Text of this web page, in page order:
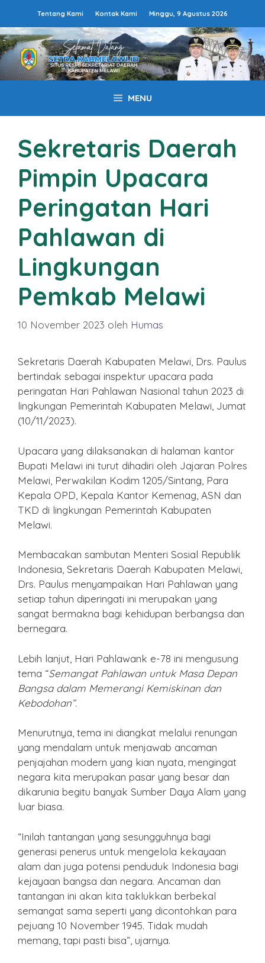
isi
Tentang Kami Kontak Kami Minggu, 9 Agustus 2026
MENU
Sekretaris Daerah
Pimpin Upacara
Peringatan Hari
Pahlawan di
Lingkungan
Pemkab Melawi
10 November 2023 oleh Humas
Sekretaris Daerah Kabupaten Melawi, Drs. Paulus
bertindak sebagai inspektur upacara pada
peringatan Hari Pahlawan Nasional tahun 2023 di
lingkungan Pemerintah Kabupaten Melawi, Jumat
(10/11/2023).
Upacara yang dilaksanakan di halaman kantor
Bupati Melawi ini turut dihadiri oleh Jajaran Polres
Melawi, Perwakilan Kodim 1205/Sintang, Para
Kepala OPD, Kepala Kantor Kemenag, ASN dan
TKD di lingkungan Pemerintah Kabupaten
Melawi.
Membacakan sambutan Menteri Sosial Republik
Indonesia, Sekretaris Daerah Kabupaten Melawi,
Drs. Paulus menyampaikan Hari Pahlawan yang
setiap tahun diperingati ini merupakan yang
sangat bermakna bagi kehidupan berbangsa dan
bernegara.
Lebih lanjut, Hari Pahlawank e-78 ini mengusung
tema “Semangat Pahlawan untuk Masa Depan
Bangsa dalam Memerangi Kemiskinan dan
Kebodohan”.
Menurutnya, tema ini diangkat melalui renungan
yang mendalam untuk menjawab ancaman
penjajahan modern yang kian nyata, mengingat
negara kita merupakan pasar yang besar dan
dikarunia begitu banyak Sumber Daya Alam yang
luar biasa.
“Inilah tantangan yang sesungguhnya bagi
generasi penerus untuk mengelola kekayaan
alam dan juga potensi penduduk Indonesia bagi
kejayaan bangsa dan negara. Ancaman dan
tantangan ini akan kita taklukkan berbekal
semangat sama seperti yang dicontohkan para
pejuang 10 November 1945. Tidak mudah
memang, tapi pasti bisa”, ujarnya.